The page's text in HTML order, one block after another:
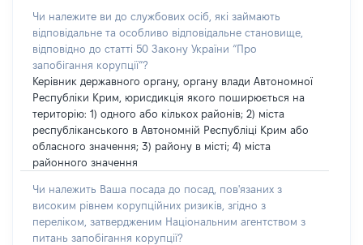
Чи належите ви до службових осіб, які займають
відповідальне та особливо відповідальне становище,
відповідно до статті 50 Закону України “Про
запобігання корупції”?
Керівник державного органу, органу влади Автономної
Республіки Крим, юрисдикція якого поширюється на
територію: 1) одного або кількох районів; 2) міста
республіканського в Автономній Республіці Крим або
обласного значення; 3) району в місті; 4) міста
районного значення
Чи належить Ваша посада до посад, пов'язаних з
високим рівнем корупційних ризиків, згідно з
переліком, затвердженим Національним агентством з
питань запобігання корупції?